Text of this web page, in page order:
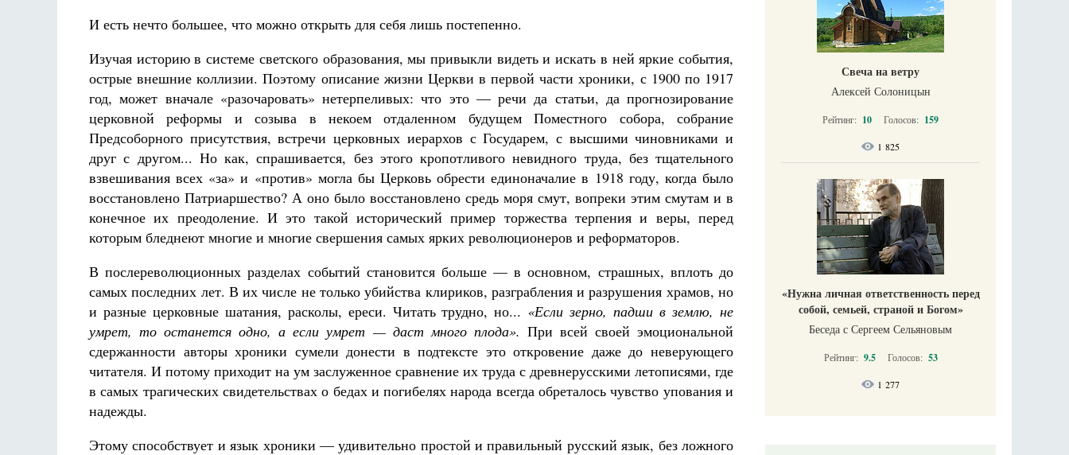
И есть нечто большее, что можно открыть для себя лишь постепенно.
Изучая историю в системе светского образования, мы привыкли видеть и искать в ней яркие события,
острые внешние коллизии. Поэтому описание жизни Церкви в первой части хроники, с 1900 по 1917
год, может вначале «разочаровать» нетерпеливых: что это — речи да статьи, да прогнозирование
церковной реформы и созыва в некоем отдаленном будущем Поместного собора, собрание
Предсоборного присутствия, встречи церковных иерархов с Государем, с высшими чиновниками и
друг с другом... Но как, спрашивается, без этого кропотливого невидного труда, без тщательного
взвешивания всех «за» и «против» могла бы Церковь обрести единоначалие в 1918 году, когда было
восстановлено Патриаршество? А оно было восстановлено средь моря смут, вопреки этим смутам и в
конечное их преодоление. И это такой исторический пример торжества терпения и веры, перед
которым бледнеют многие и многие свершения самых ярких революционеров и реформаторов.
В послереволюционных разделах событий становится больше — в основном, страшных, вплоть до
самых последних лет. В их числе не только убийства клириков, разграбления и разрушения храмов, но
и разные церковные шатания, расколы, ереси. Читать трудно, но... «Если зерно, падши в землю, не
умрет, то останется одно, а если умрет — даст много плода». При всей своей эмоциональной
сдержанности авторы хроники сумели донести в подтексте это откровение даже до неверующего
читателя. И потому приходит на ум заслуженное сравнение их труда с древнерусскими летописями, где
в самых трагических свидетельствах о бедах и погибелях народа всегда обреталось чувство упования и
надежды.
Этому способствует и язык хроники — удивительно простой и правильный русский язык, без ложного
Свеча на ветру
Алексей Солоницын
Рейтинг: 10 Голосов: 159
1 825
«Нужна личная ответственность перед
собой, семьей, страной и Богом»
Беседа с Сергеем Сельяновым
Рейтинг: 9.5 Голосов: 53
1 277